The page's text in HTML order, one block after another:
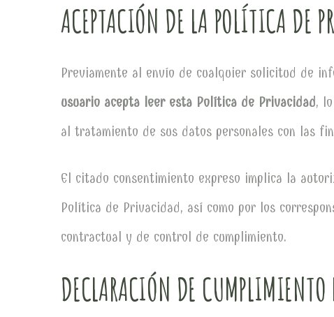
ACEPTACIÓN DE LA POLÍTICA DE
Previamente al envío de cualquier solicitud de
usuario acepta leer esta Política de Privacidad,
al tratamiento de sus datos personales con las
El citado consentimiento expreso implica la
Política de Privacidad, así como por los
contractual y de control de cumplimiento.
DECLARACIÓN DE